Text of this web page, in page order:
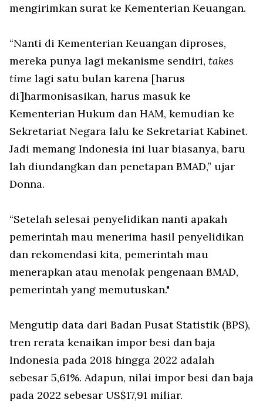
mengirimkan surat ke Kementerian Keuangan.
“Nanti di Kementerian Keuangan diproses,
mereka punya lagi mekanisme sendiri, takes
time lagi satu bulan karena [harus
di]harmonisasikan, harus masuk ke
Kementerian Hukum dan HAM, kemudian ke
Sekretariat Negara lalu ke Sekretariat Kabinet.
Jadi memang Indonesia ini luar biasanya, baru
lah diundangkan dan penetapan BMAD,” ujar
Donna.
“Setelah selesai penyelidikan nanti apakah
pemerintah mau menerima hasil penyelidikan
dan rekomendasi kita, pemerintah mau
menerapkan atau menolak pengenaan BMAD,
pemerintah yang memutuskan."
Mengutip data dari Badan Pusat Statistik (BPS),
tren rerata kenaikan impor besi dan baja
Indonesia pada 2018 hingga 2022 adalah
sebesar 5,61%. Adapun, nilai impor besi dan baja
pada 2022 sebesar US$17,91 miliar.